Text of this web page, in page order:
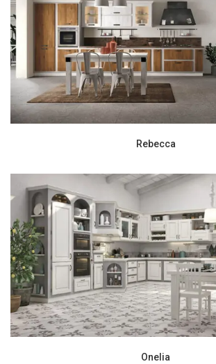
Rebecca
Onelia